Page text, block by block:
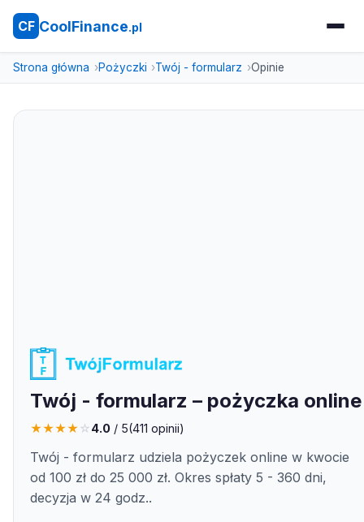
CF CoolFinance.pl
Strona główna Pożyczki Twój - formularz Opinie
Twój - formularz – pożyczka online
★★★★☆4.0 / 5(411 opinii)
Twój - formularz udziela pożyczek online w kwocie
od 100 zł do 25 000 zł. Okres spłaty 5 - 360 dni,
decyzja w 24 godz..